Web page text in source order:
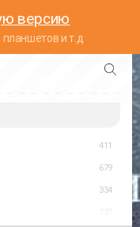
версию
и т.д
411
679
334